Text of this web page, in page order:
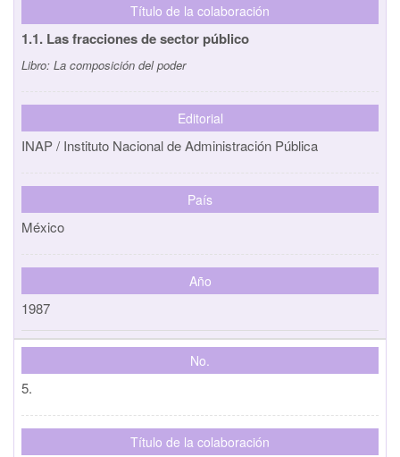
Título de la colaboración
1.1. Las fracciones de sector público
Libro: La composición del poder
Editorial
INAP / Instituto Nacional de Administración Pública
País
México
Año
1987
No.
5.
Título de la colaboración